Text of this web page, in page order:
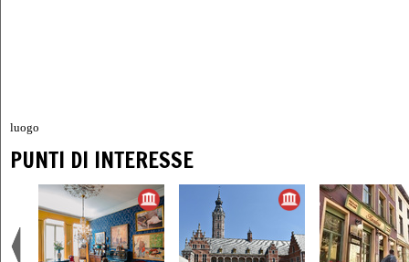
luogo
PUNTI DI INTERESSE